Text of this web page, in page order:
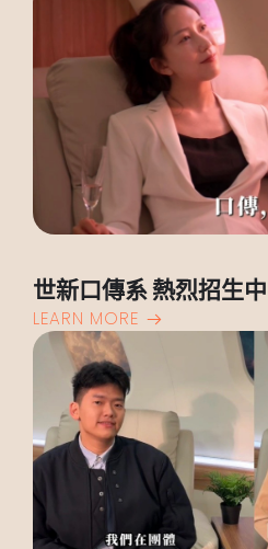
世新口傳系 熱烈招生中
LEARN MORE